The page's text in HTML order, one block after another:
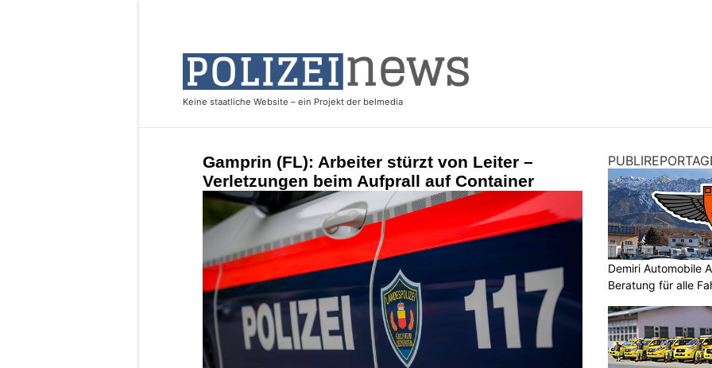
Gamprin (FL): Arbeiter stürzt von Leiter –
Verletzungen beim Aufprall auf Container
Demiri Automobile
Beratung für alle